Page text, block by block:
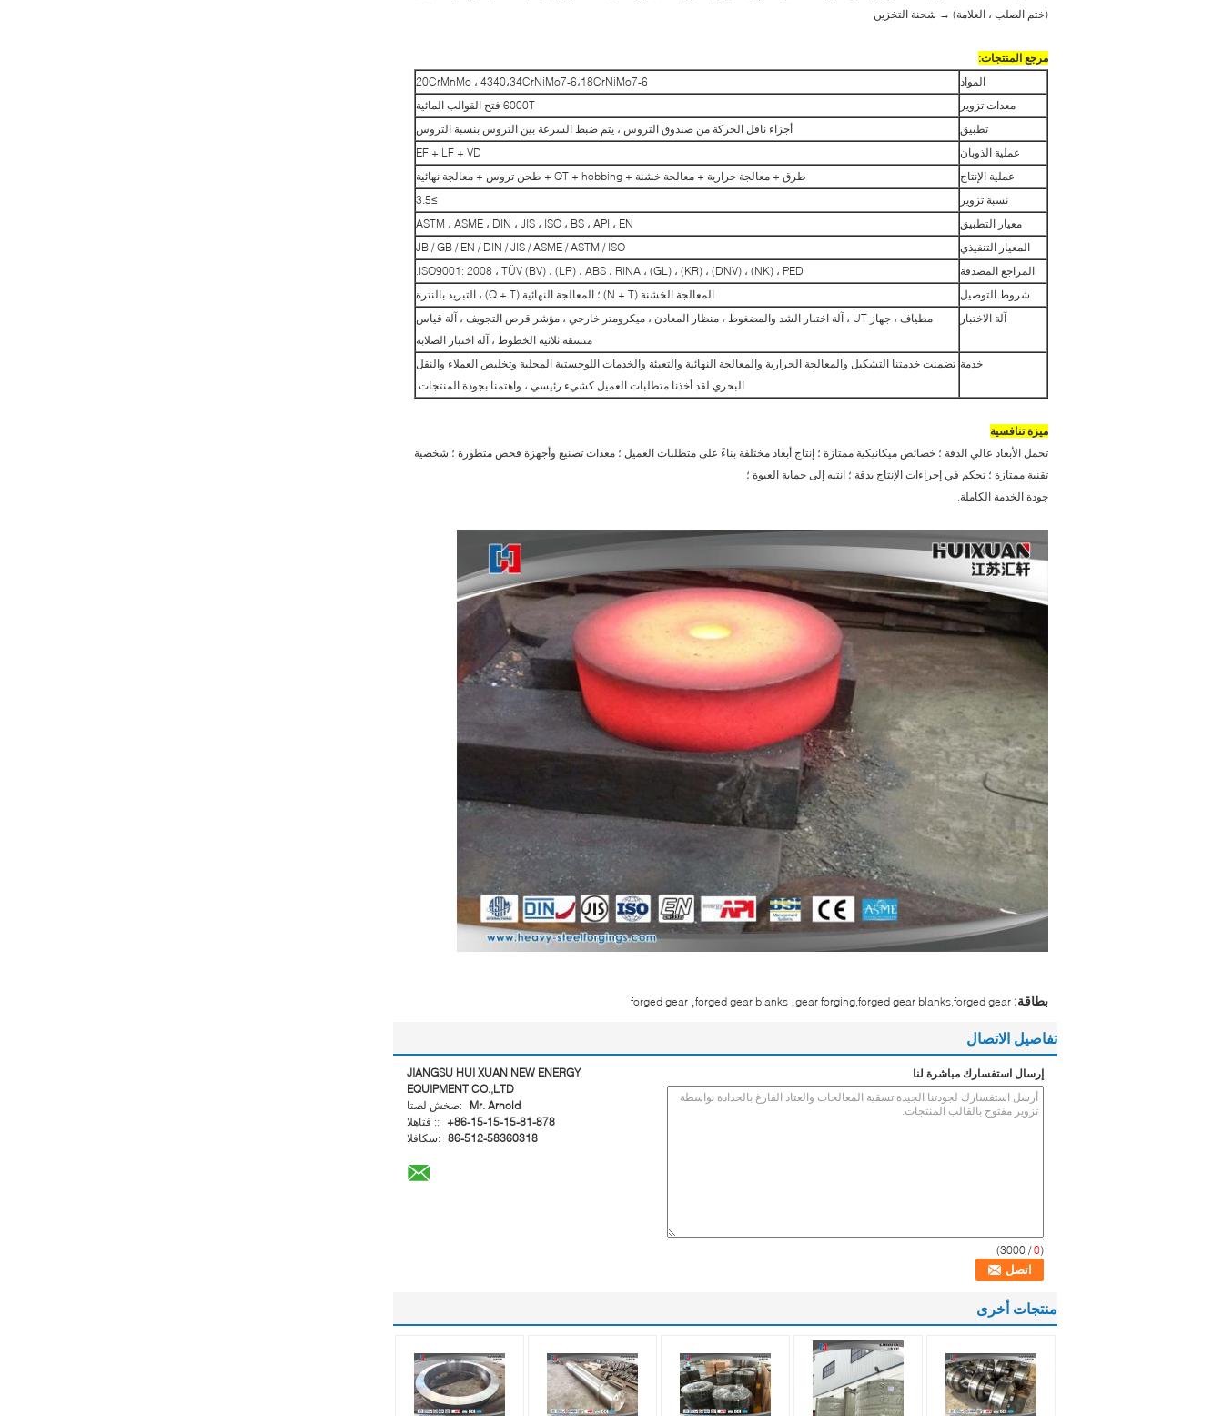
(ختم الصلب ، العلامة) → شحنة التخزين
مرجع المنتجات:
المواد
20CrMnMo ، 4340،34CrNiMo7-6،18CrNiMo7-6
معدات تزوير
6000T فتح القوالب المائية
تطبيق
أجزاء ناقل الحركة من صندوق التروس ، يتم ضبط السرعة بين التروس بنسبة التروس
عملية الذوبان
EF + LF + VD
عملية الإنتاج
طرق + معالجة حرارية + معالجة خشنة + QT + hobbing + طحن تروس + معالجة نهائية
نسبة تزوير
≥3.5
معيار التطبيق
ASTM ، ASME ، DIN ، JIS ، ISO ، BS ، API ، EN
المعيار التنفيذي
JB / GB / EN / DIN / JIS / ASME / ASTM / ISO
المراجع المصدقة
ISO9001: 2008 ، TÜV (BV) ، (LR) ، ABS ، RINA ، (GL) ، (KR) ، (DNV) ، (NK) ، PED.
شروط التوصيل
المعالجة الخشنة (N + T) ؛ المعالجة النهائية (Q + T) ، التبريد بالنترة
آلة الاختبار
مطياف ، جهاز UT ، آلة اختبار الشد والمضغوط ، منظار المعادن ، ميكرومتر خارجي ، مؤشر قرص التجويف ، آلة قياس
منسقة ثلاثية الخطوط ، آلة اختبار الصلابة
خدمة تضمنت خدمتنا التشكيل والمعالجة الحرارية والمعالجة النهائية والتعبئة والخدمات اللوجستية المحلية وتخليص العملاء والنقل
البحري.لقد أخذنا متطلبات العميل كشيء رئيسي ، واهتمنا بجودة المنتجات.
ميزة تنافسية
تحمل الأبعاد عالي الدقة ؛ خصائص ميكانيكية ممتازة ؛ إنتاج أبعاد مختلفة بناءً على متطلبات العميل ؛ معدات تصنيع وأجهزة فحص متطورة ؛ شخصية
تقنية ممتازة ؛ تحكم في إجراءات الإنتاج بدقة ؛ انتبه إلى حماية العبوة ؛
جودة الخدمة الكاملة.
بطاقة: gear forging,forged gear blanks,forged gear
forged gear blanks
forged gear
تفاصيل الاتصال
JIANGSU HUI XUAN NEW ENERGY
EQUIPMENT CO.,LTD
اتصل شخص:
Mr. Arnold
الهاتف ::
+86-15-15-15-81-878
الفاكس: 86-512-58360318
إرسال استفسارك مباشرة لنا
(
0
/ 3000)
منتجات أخرى